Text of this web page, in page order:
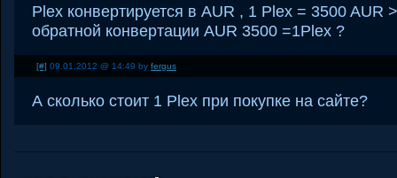
Plex конвертируется в AUR , 1 Plex = 3500 AUR
обратной конвертации AUR 3500 =1Plex ?
[#] 09.01.2012 @ 14:49 by fergus
А сколько стоит 1 Plex при покупке на сайте?